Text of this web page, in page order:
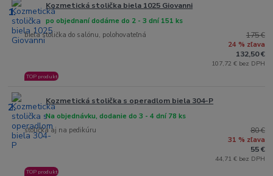
1. Kozmetická stolička biela 1025 Giovanni
biela stolička do salónu, polohovateľná
po objednaní dodáme do 2 - 3 dní 151 ks
TOP produkt
175 €
24 % zľava
132,50 €
107,72 € bez DPH
2. Kozmetická stolička s operadlom biela 304-P
stolička aj na pedikúru
Na objednávku, dodanie do 3 - 4 dní 78 ks
TOP produkt
80 €
31 % zľava
55 €
44,71 € bez DPH